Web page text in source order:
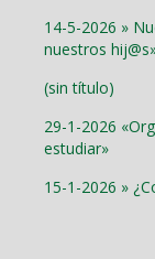
14-5-2026 »
nuestros
(sin título)
29-1-2026
estudiar»
15-1-2026 »